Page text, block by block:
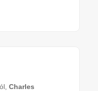
Charles